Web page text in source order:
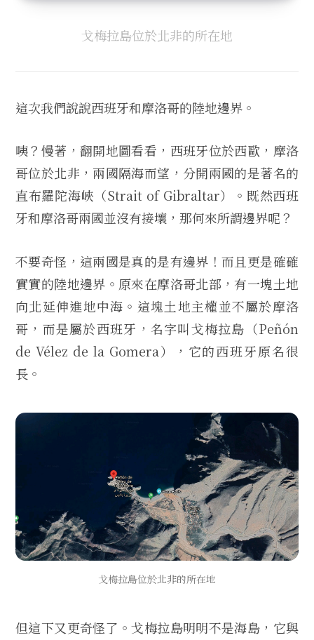
戈梅拉島位於北非的所在地
這次我們說說西班牙和摩洛哥的陸地邊界。
咦？慢著，翻開地圖看看，西班牙位於西歐，摩洛
哥位於北非，兩國隔海而望，分開兩國的是著名的
直布羅陀海峽（Strait of Gibraltar）。既然西班
牙和摩洛哥兩國並沒有接壤，那何來所謂邊界呢？
不要奇怪，這兩國是真的是有邊界！而且更是確確
實實的陸地邊界。原來在摩洛哥北部，有一塊土地
向北延伸進地中海。這塊土地主權並不屬於摩洛
哥，而是屬於西班牙，名字叫戈梅拉島（Peñón
de Vélez de la Gomera），它的西班牙原名很
長。
戈梅拉島位於北非的所在地
但這下又更奇怪了。戈梅拉島明明不是海島，它與